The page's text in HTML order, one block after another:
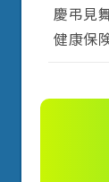
慶弔見
健康保